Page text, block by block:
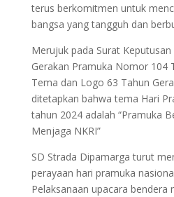
terus berkomitmen untuk
bangsa yang tangguh dan
Merujuk pada Surat
Gerakan Pramuka Nomor 104
Tema dan Logo 63 Tahun
ditetapkan bahwa tema Hari
tahun 2024 adalah “Pramuka
Menjaga NKRI”
SD Strada Dipamarga turut
perayaan hari pramuka
Pelaksanaan upacara bendera